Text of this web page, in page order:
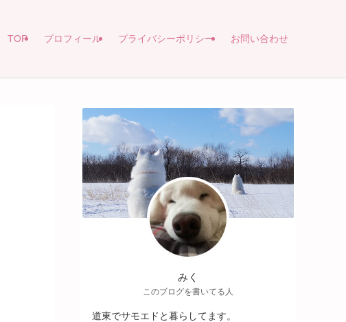
TOP プロフィール プライバシーポリシー お問い合わせ
みく
このブログを書いてる人
道東でサモエドと暮らしてます。